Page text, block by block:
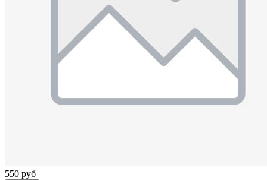
550 руб